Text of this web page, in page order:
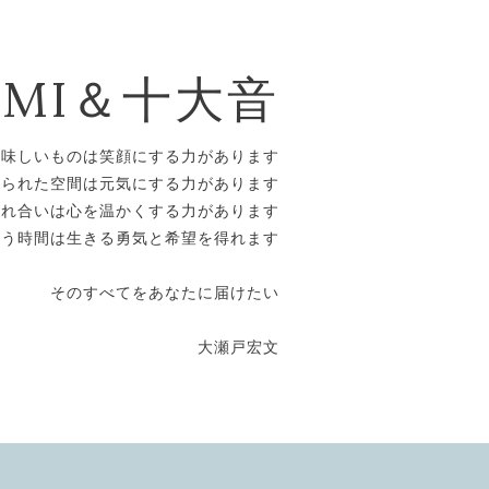
＆十大音
しいものは笑顔にする力があります
れた空間は元気にする力があります
合いは心を温かくする力があります
時間は生きる勇気と希望を得れます
そのすべてをあなたに届けたい
大瀬戸宏文